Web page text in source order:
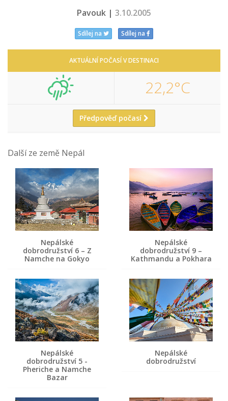
Pavouk | 3.10.2005
Sdílej na Sdílej na
AKTUÁLNÍ POČASÍ V DESTINACI
22,2°C
Předpověď počasí
Další ze země Nepál
Nepálské
dobrodružství 6 – Z
Namche na Gokyo
Nepálské
dobrodružství 9 –
Kathmandu a Pokhara
Nepálské
dobrodružství 5 -
Pheriche a Namche
Bazar
Nepálské
dobrodružství